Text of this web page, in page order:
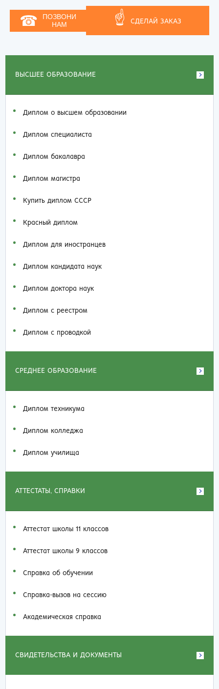
ВЫСШЕЕ ОБРАЗОВАНИЕ
Диплом о высшем образовании
Диплом специалиста
Диплом бакалавра
Диплом магистра
Купить диплом СССР
Красный диплом
Диплом для иностранцев
Диплом кандидата наук
Диплом доктора наук
Диплом с реестром
Диплом с проводкой
СРЕДНЕЕ ОБРАЗОВАНИЕ
Диплом техникума
Диплом колледжа
Диплом училища
АТТЕСТАТЫ, СПРАВКИ
Аттестат школы 11 классов
Аттестат школы 9 классов
Справка об обучении
Справка-вызов на сессию
Академическая справка
СВИДЕТЕЛЬСТВА И ДОКУМЕНТЫ
☎
ПОЗВОНИ
НАМ
☝ СДЕЛАЙ ЗАКАЗ